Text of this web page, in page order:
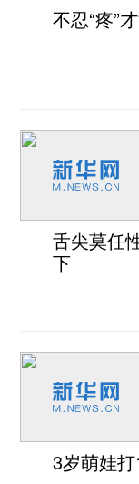
不忍“疼”
舌尖莫任
下
3岁萌娃